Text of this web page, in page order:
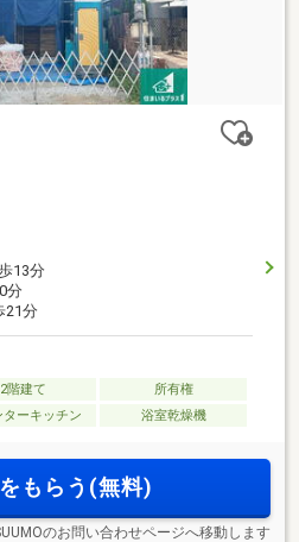
13分
分
21分
2階建て
所有権
ターキッチン 浴室乾燥機
もらう(無料)
のお問い合わせページへ移動します